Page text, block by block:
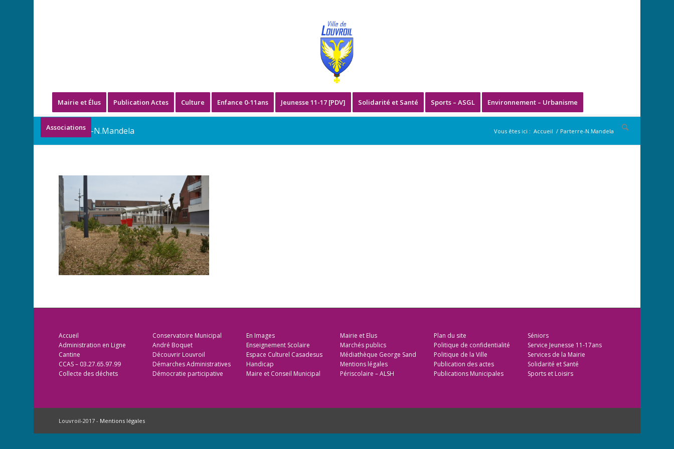
Mairie et Élus Publication Actes Culture Enfance 0-11ans Jeunesse 11-17 [PDV] Solidarité et Santé Sports – ASGL Environnement – Urbanisme
Associations
Parterre-N.Mandela Vous êtes ici : Accueil / Parterre-N.Mandela
Accueil
Administration en Ligne
Cantine
CCAS – 03.27.65.97.99
Collecte des déchets
Conservatoire Municipal
André Boquet
Découvrir Louvroil
Démarches Administratives
Démocratie participative
En Images
Enseignement Scolaire
Espace Culturel Casadesus
Handicap
Maire et Conseil Municipal
Mairie et Elus
Marchés publics
Médiathèque George Sand
Mentions légales
Périscolaire – ALSH
Plan du site
Politique de confidentialité
Politique de la Ville
Publication des actes
Publications Municipales
Séniors
Service Jeunesse 11-17ans
Services de la Mairie
Solidarité et Santé
Sports et Loisirs
Louvroil-2017 - Mentions légales